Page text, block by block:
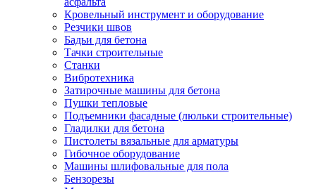
Кровельный инструмент и оборудование
Резчики швов
Бадьи для бетона
Тачки строительные
Станки
Вибротехника
Затирочные машины для бетона
Пушки тепловые
Подъемники фасадные (люльки строительные)
Гладилки для бетона
Пистолеты вязальные для арматуры
Гибочное оборудование
Машины шлифовальные для пола
Бензорезы